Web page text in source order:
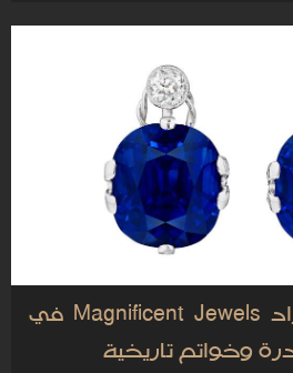
كريستيز تطلق مزاد Magnificent Jewels في
وخواتم تاريخية